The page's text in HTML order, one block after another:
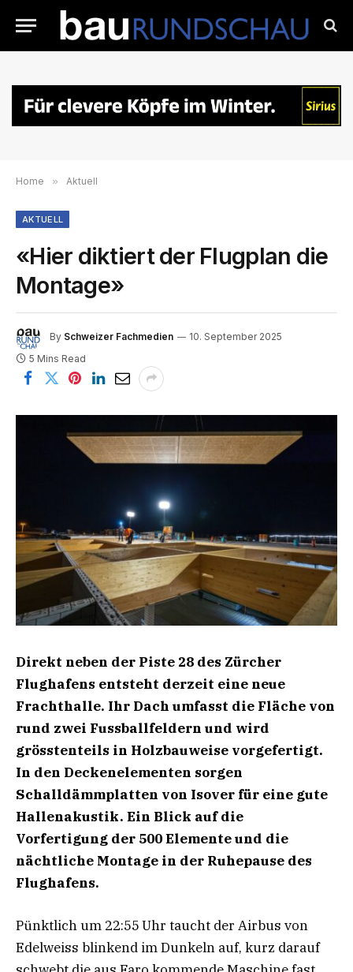
Home » Aktuell
AKTUELL
«Hier diktiert der Flugplan die
Montage»
By Schweizer Fachmedien
10. September 2025
5 Mins Read
Direkt neben der Piste 28 des Zürcher
Flughafens entsteht derzeit eine neue
Frachthalle. Ihr Dach umfasst die Fläche von
rund zwei Fussballfeldern und wird
grösstenteils in Holzbauweise vorgefertigt.
In den Deckenelementen sorgen
Schalldämmplatten von Isover für eine gute
Hallenakustik. Ein Blick auf die
Vorfertigung der 500 Elemente und die
nächtliche Montage in der Ruhepause des
Flughafens.
Pünktlich um 22:55 Uhr taucht der Airbus von
Edelweiss blinkend im Dunkeln auf, kurz darauf